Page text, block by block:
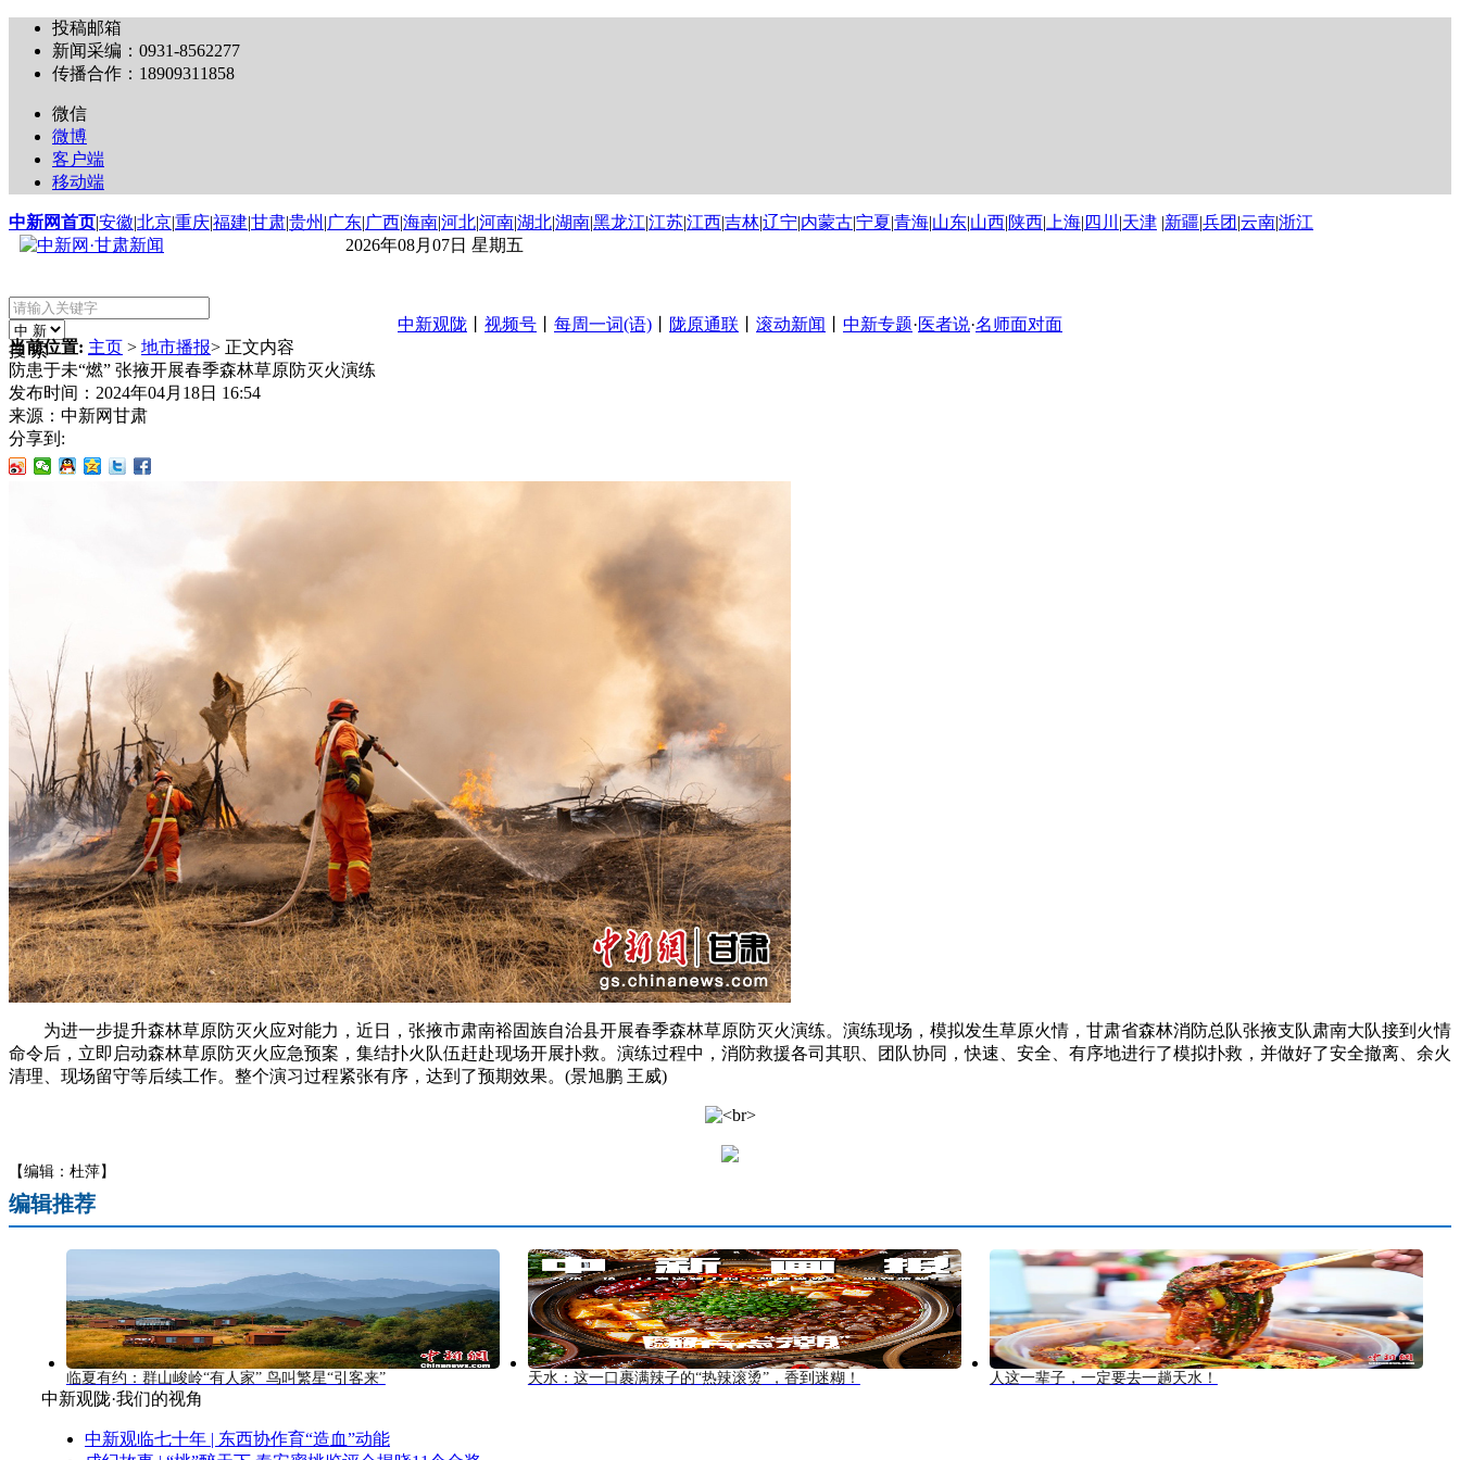
投稿邮箱
新闻采编：0931-8562277
传播合作：18909311858
微信
微博
客户端
移动端
中新网首页|安徽|北京|重庆|福建|甘肃|贵州 |广东|广西|海南|河北|河南|湖北|湖南|黑龙江|江苏|江西|吉林|辽宁|内蒙古|宁夏|青海|山东|山西|陕西| 上海| 四川 |天津 |新疆|兵团 |云南|浙江
2026年08月07日 星期五
搜 索
中新观陇 视频号 每周一词(语) 陇原通联 滚动新闻 中新专题·医者说·名师面对面
当前位置: 主页 > 地市播报> 正文内容
防患于未“燃” 张掖开展春季森林草原防灭火演练
发布时间： 2024年04月18日 16:54
来源： 中新网甘肃
分享到:
为进一步提升森林草原防灭火应对能力，近日，张掖市肃南裕固族自治县开展春季森林草原防灭火演练。演练现场，模拟发生草原火情，甘肃省森林消防总队张掖支队肃南大队接到火情
命令后，立即启动森林草原防灭火应急预案，集结扑火队伍赶赴现场开展扑救。演练过程中，消防救援各司其职、团队协同，快速、安全、有序地进行了模拟扑救，并做好了安全撤离、余火
清理、现场留守等后续工作。整个演习过程紧张有序，达到了预期效果。(景旭鹏 王威)
【编辑：杜萍】
编辑推荐
临夏有约：群山峻岭“有人家” 鸟叫繁星“引客来” 天水：这一口裹满辣子的“热辣滚烫”，香到迷糊！ 人这一辈子，一定要去一趟天水！
中新观陇·我们的视角
中新观临七十年 | 东西协作育“造血”动能